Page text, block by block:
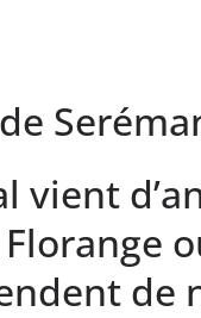
vient
de